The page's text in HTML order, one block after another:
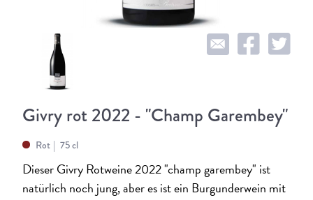
Givry rot 2022 - "Champ Garembey"
Rot 75 cl
Dieser Givry Rotweine 2022 "champ garembey" ist
natürlich noch jung, aber es ist ein Burgunderwein mit